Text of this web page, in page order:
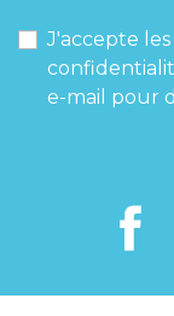
J'accepte
e-mail pour